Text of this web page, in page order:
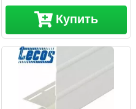
Купить